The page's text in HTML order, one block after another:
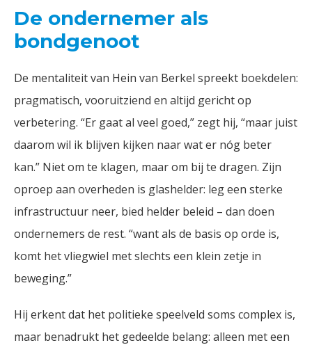
De ondernemer als
bondgenoot
De mentaliteit van Hein van Berkel spreekt boekdelen:
pragmatisch, vooruitziend en altijd gericht op
verbetering. “Er gaat al veel goed,” zegt hij, “maar juist
daarom wil ik blijven kijken naar wat er nóg beter
kan.” Niet om te klagen, maar om bij te dragen. Zijn
oproep aan overheden is glashelder: leg een sterke
infrastructuur neer, bied helder beleid – dan doen
ondernemers de rest. “want als de basis op orde is,
komt het vliegwiel met slechts een klein zetje in
beweging.”
Hij erkent dat het politieke speelveld soms complex is,
maar benadrukt het gedeelde belang: alleen met een